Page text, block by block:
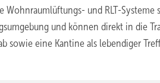
Wohnraumlüftungs- und RLT-
und können direkt in die
sowie eine Kantine als lebendiger